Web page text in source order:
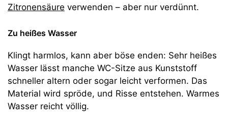
Zitronensäure verwenden – aber nur verdünnt.
Zu heißes Wasser
Klingt harmlos, kann aber böse enden: Sehr heißes
Wasser lässt manche WC-Sitze aus Kunststoff
schneller altern oder sogar leicht verformen. Das
Material wird spröde, und Risse entstehen. Warmes
Wasser reicht völlig.